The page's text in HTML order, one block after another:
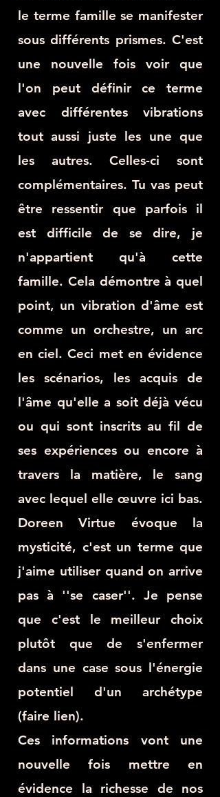
le terme famille se manifester
sous différents prismes. C'est
une nouvelle fois voir que
l'on peut définir ce terme
avec différentes vibrations
tout aussi juste les une que
les autres. Celles-ci sont
complémentaires. Tu vas peut
être ressentir que parfois il
est difficile de se dire, je
n'appartient qu'à cette
famille. Cela démontre à quel
point, un vibration d'âme est
comme un orchestre, un arc
en ciel. Ceci met en évidence
les scénarios, les acquis de
l'âme qu'elle a soit déjà vécu
ou qui sont inscrits au fil de
ses expériences ou encore à
travers la matière, le sang
avec lequel elle œuvre ici bas.
Doreen Virtue évoque la
mysticité, c'est un terme que
j'aime utiliser quand on arrive
pas à ''se caser''. Je pense
que c'est le meilleur choix
plutôt que de s'enfermer
dans une case sous l'énergie
potentiel d'un archétype
(faire lien).
Ces informations vont une
nouvelle fois mettre en
évidence la richesse de nos